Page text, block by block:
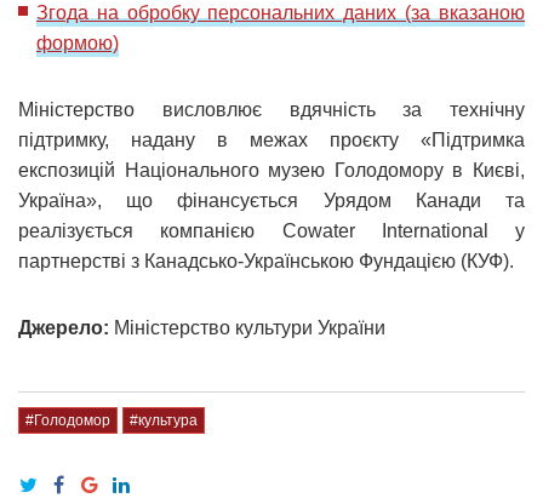
Згода на обробку персональних даних (за вказаною
формою)
Міністерство висловлює вдячність за технічну
підтримку, надану в межах проєкту «Підтримка
експозицій Національного музею Голодомору в Києві,
Україна», що фінансується Урядом Канади та
реалізується компанією Cowater International у
партнерстві з Канадсько-Українською Фундацією (КУФ).
Джерело: Міністерство культури України
#Голодомор #культура